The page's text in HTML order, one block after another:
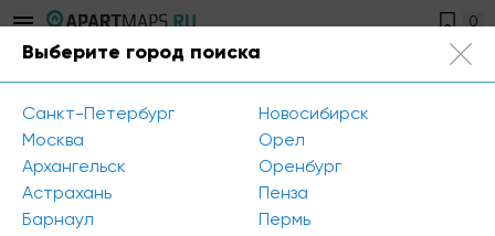
0
Главная/
Петербурге по итогам I полугодия 2022
Выберите город поиска
Санкт-Петербург
Москва
Архангельск
Астрахань
Барнаул
Новосибирск
Орел
Оренбург
Пенза
Пермь